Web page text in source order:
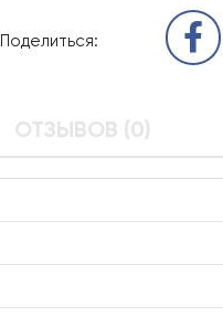
Поделиться:
ОТЗЫВОВ (0)